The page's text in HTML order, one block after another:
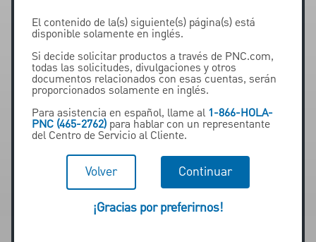
Wendy Whitcher
SVP Business Credit,
El contenido de la(s) siguiente(s) página(s) está
disponible solamente en inglés.
Si decide solicitar productos a través de PNC.com,
todas las solicitudes, divulgaciones y otros
documentos relacionados con esas cuentas, serán
proporcionados solamente en inglés.
Para asistencia en español, llame al 1-866-HOLA-
PNC (465-2762)para hablar con un representante
del Centro de Servicio al Cliente.
Volver Continuar
¡Gracias por preferirnos!